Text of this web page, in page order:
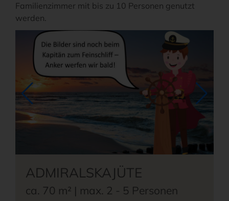
Familienzimmer mit bis zu 10 Personen genutzt
werden.
ADMIRALSKAJÜTE
ca. 70 m² | max. 2 - 5 Personen